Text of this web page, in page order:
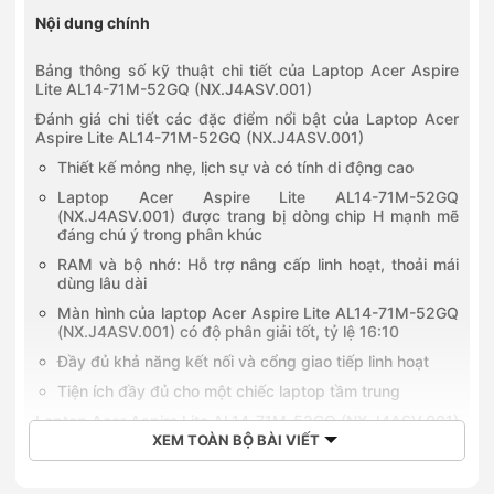
Nội dung chính
Bảng thông số kỹ thuật chi tiết của Laptop Acer Aspire
Lite AL14-71M-52GQ (NX.J4ASV.001)
Đánh giá chi tiết các đặc điểm nổi bật của Laptop Acer
Aspire Lite AL14-71M-52GQ (NX.J4ASV.001)
Thiết kế mỏng nhẹ, lịch sự và có tính di động cao
Laptop Acer Aspire Lite AL14-71M-52GQ
(NX.J4ASV.001) được trang bị dòng chip H mạnh mẽ
đáng chú ý trong phân khúc
RAM và bộ nhớ: Hỗ trợ nâng cấp linh hoạt, thoải mái
dùng lâu dài
Màn hình của laptop Acer Aspire Lite AL14-71M-52GQ
(NX.J4ASV.001) có độ phân giải tốt, tỷ lệ 16:10
Đầy đủ khả năng kết nối và cổng giao tiếp linh hoạt
Tiện ích đầy đủ cho một chiếc laptop tầm trung
Laptop Acer Aspire Lite AL14-71M-52GQ (NX.J4ASV.001)
ra mắt vào thời gian nào?XEM TOÀN BỘ BÀI VIẾT